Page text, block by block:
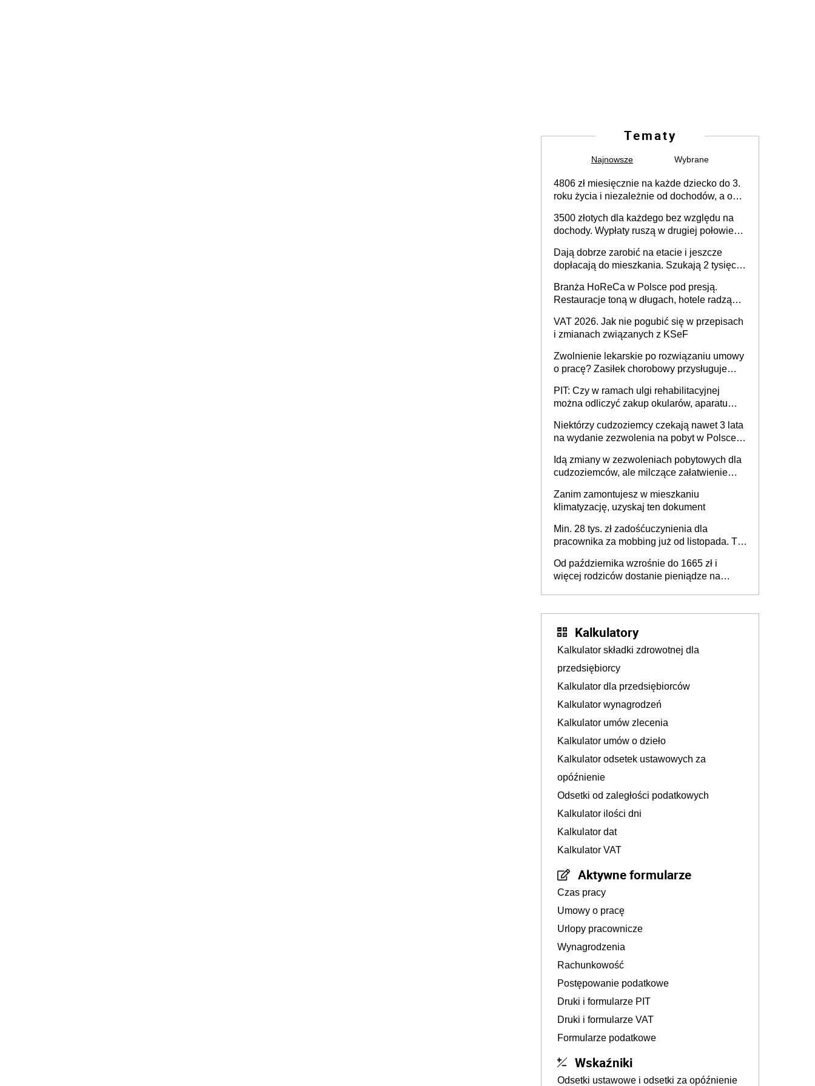
Tematy
Najnowsze Wybrane
4806 zł miesięcznie na każde dziecko do 3.
roku życia i niezależnie od dochodów, a od
ma odwrócić trend spadku liczby urodzeń w
Polsce
3500 złotych dla każdego bez względu na
dochody. Wypłaty ruszą w drugiej połowie
Dają dobrze zarobić na etacie i jeszcze
dopłacają do mieszkania. Szukają 2 tysięcy
Branża HoReCa w Polsce pod presją.
Restauracje toną w długach, hotele radzą
VAT 2026. Jak nie pogubić się w przepisach
i zmianach związanych z KSeF
Zwolnienie lekarskie po rozwiązaniu umowy
o pracę? Zasiłek chorobowy przysługuje
dni od ustania stosunku pracy
PIT: Czy w ramach ulgi rehabilitacyjnej
można odliczyć zakup okularów, aparatu
Niektórzy cudzoziemcy czekają nawet 3 lata
na wydanie zezwolenia na pobyt w Polsce.
opóźnienia z kartami pobytu to realny
problem
Idą zmiany w zezwoleniach pobytowych dla
cudzoziemców, ale milczące załatwienie
Zanim zamontujesz w mieszkaniu
klimatyzację, uzyskaj ten dokument
Min. 28 tys. zł zadośćuczynienia dla
pracownika za mobbing już od listopada. To
zespołu
Od października wzrośnie do 1665 zł i
więcej rodziców dostanie pieniądze na
Kalkulatory
Kalkulator składki zdrowotnej dla
przedsiębiorcy
Kalkulator dla przedsiębiorców
Kalkulator wynagrodzeń
Kalkulator umów zlecenia
Kalkulator umów o dzieło
Kalkulator odsetek ustawowych za
opóźnienie
Odsetki od zaległości podatkowych
Kalkulator ilości dni
Kalkulator dat
Kalkulator VAT
Aktywne formularze
Czas pracy
Umowy o pracę
Urlopy pracownicze
Wynagrodzenia
Rachunkowość
Postępowanie podatkowe
Druki i formularze PIT
Druki i formularze VAT
Formularze podatkowe
Wskaźniki
Odsetki ustawowe i odsetki za opóźnienie